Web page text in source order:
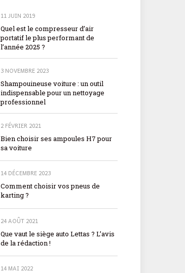
11 JUIN 2019
Quel est le compresseur d’air
portatif le plus performant de
l’année 2025 ?
3 NOVEMBRE 2023
Shampouineuse voiture : un outil
indispensable pour un nettoyage
professionnel
2 FÉVRIER 2021
Bien choisir ses ampoules H7 pour
sa voiture
14 DÉCEMBRE 2023
Comment choisir vos pneus de
karting ?
24 AOÛT 2021
Que vaut le siège auto Lettas ? L’avis
de la rédaction !
14 MAI 2022